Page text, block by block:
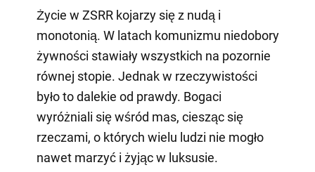
Życie w ZSRR kojarzy się z nudą i
monotonią. W latach komunizmu niedobory
żywności stawiały wszystkich na pozornie
równej stopie. Jednak w rzeczywistości
było to dalekie od prawdy. Bogaci
wyróżniali się wśród mas, ciesząc się
rzeczami, o których wielu ludzi nie mogło
nawet marzyć i żyjąc w luksusie.